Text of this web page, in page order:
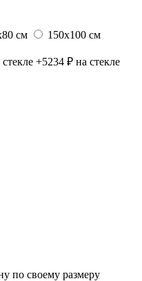
см
150х100 см
на стекле
по своему размеру